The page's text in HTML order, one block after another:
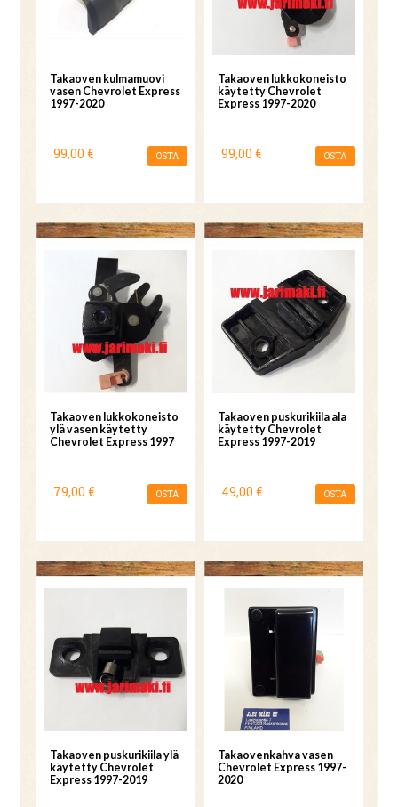
Takaoven kulmamuovi
vasen Chevrolet Express
1997-2020
99,00 € OSTA
Takaoven lukkokoneisto
käytetty Chevrolet
Express 1997-2020
99,00 € OSTA
Takaoven lukkokoneisto
ylä vasen käytetty
Chevrolet Express 1997
79,00 € OSTA
Takaoven puskurikiila ala
käytetty Chevrolet
Express 1997-2019
49,00 € OSTA
Takaoven puskurikiila ylä
käytetty Chevrolet
Express 1997-2019
Takaovenkahva vasen
Chevrolet Express 1997-
2020